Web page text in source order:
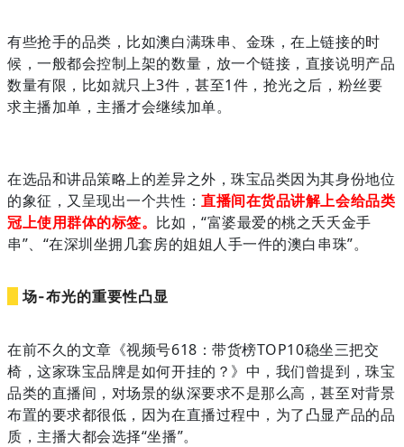
有些抢手的品类，比如澳白满珠串、金珠，在上链接的时
候，一般都会控制上架的数量，放一个链接，直接说明产品
数量有限，比如就只上3件，甚至1件，抢光之后，粉丝要
求主播加单，主播才会继续加单。
在选品和讲品策略上的差异之外，珠宝品类因为其身份地位
的象征，又呈现出一个共性：直播间在货品讲解上会给品类
冠上使用群体的标签。 比如，“富婆最爱的桃之夭夭金手
串”、“在深圳坐拥几套房的姐姐人手一件的澳白串珠”。
场-布光的重要性凸显
在前不久的文章《视频号618：带货榜TOP10稳坐三把交
椅，这家珠宝品牌是如何开挂的？》中，我们曾提到，珠宝
品类的直播间，对场景的纵深要求不是那么高，甚至对背景
布置的要求都很低，因为在直播过程中，为了凸显产品的品
质，主播大都会选择“坐播”。